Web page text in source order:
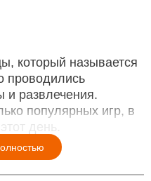
который называется
проводились
и развлечения.
популярных игр, в
день.